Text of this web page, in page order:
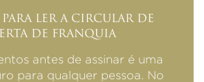
LER A CIRCULAR DE
DE FRANQUIA
antes de assinar é uma
para qualquer pessoa. No